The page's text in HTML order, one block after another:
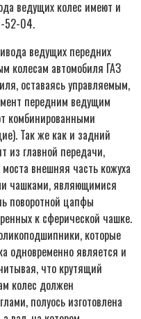
ведущих колес имеют и
-52-04.
ведущих передних
колесам автомобиля ГАЗ
оставаясь управляемым,
передним ведущим
комбинированными
Так же как и задний
из главной передачи,
внешняя часть кожуха
чашками, являющимися
поворотной цапфы
к сферической чашке.
которые
одновременно является и
что крутящий
колес должен
полуось изготовлена